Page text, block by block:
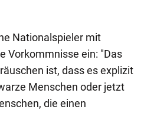
Nationalspieler mit
Vorkommnisse ein: "Das
ist, dass es explizit
Menschen oder jetzt
die einen